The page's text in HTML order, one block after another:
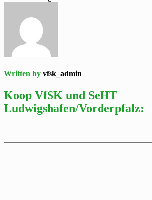
Written by vfsk_admin
Koop VfSK und SeHT
Ludwigshafen/Vorderpfalz: